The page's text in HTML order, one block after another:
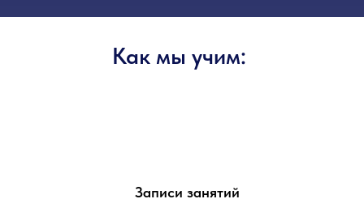
Как мы учим:
Записи занятий